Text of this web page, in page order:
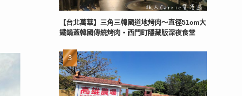
【台北萬華】三角三韓國道地烤肉～直徑51cm大
鐵鍋蓋韓國傳統烤肉‧西門町隱藏版深夜食堂